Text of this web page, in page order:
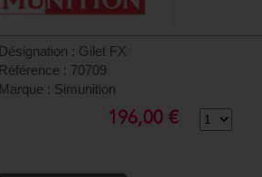
Désignation : Gilet FX
Référence : 70709
Marque : Simunition
196,00 €